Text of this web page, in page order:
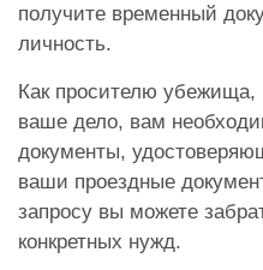
получите временный
личность.
Как просителю убежища,
ваше дело, вам
документы,
ваши проездные
запросу вы можете
конкретных нужд.